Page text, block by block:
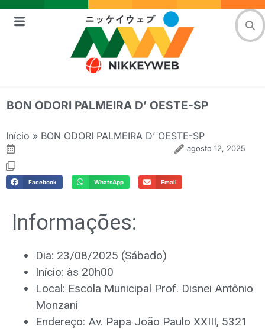
BON ODORI PALMEIRA D’ OESTE-SP
Início » BON ODORI PALMEIRA D’ OESTE-SP
agosto 12, 2025
Facebook WhatsApp Email
Informações:
Dia: 23/08/2025 (Sábado)
Início: às 20h00
Local: Escola Municipal Prof. Disnei Antônio
Monzani
Endereço: Av. Papa João Paulo XXIII, 5321